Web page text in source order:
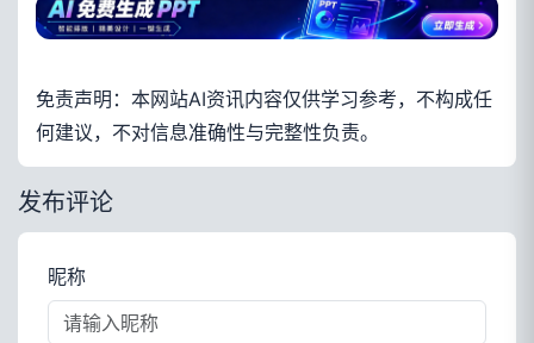
免责声明：本网站AI资讯内容仅供学习参考，不构成任
何建议，不对信息准确性与完整性负责。
发布评论
昵称